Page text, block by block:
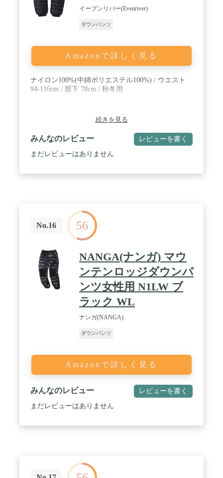
イーブンリバー(Evenriver)
ダウンパンツ
Amazonで詳しく見る
ナイロン100%(中綿ポリエステル100%) / ウエスト
94-116cm / 股下 78cm / 秋冬用
続きを見る
みんなのレビュー レビューを書く
まだレビューはありません
No.16 56
NANGA(ナンガ) マウ
ンテンロッジダウンパ
ンツ女性用 N1LW ブ
ラック WL
ナンガ(NANGA)
ダウンパンツ
Amazonで詳しく見る
みんなのレビュー レビューを書く
まだレビューはありません